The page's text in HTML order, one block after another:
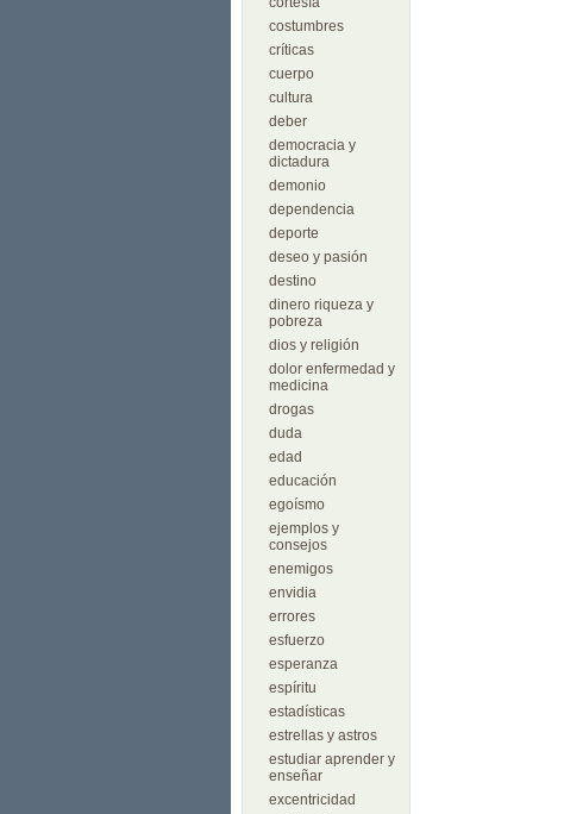
costumbres
críticas
cuerpo
cultura
deber
democracia y
dictadura
demonio
dependencia
deporte
deseo y pasión
destino
dinero riqueza y
pobreza
dios y religión
dolor enfermedad y
medicina
drogas
duda
edad
educación
egoísmo
ejemplos y
consejos
enemigos
envidia
errores
esfuerzo
esperanza
espíritu
estadísticas
estrellas y astros
estudiar aprender y
enseñar
excentricidad